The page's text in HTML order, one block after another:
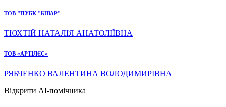
ТОВ "ПУБК "КІВАР"
ТЮХТІЙ НАТАЛІЯ АНАТОЛІЇВНА
ТОВ «АРТІЛЄС»
РЯБЧЕНКО ВАЛЕНТИНА ВОЛОДИМИРІВНА
Відкрити AI-помічника